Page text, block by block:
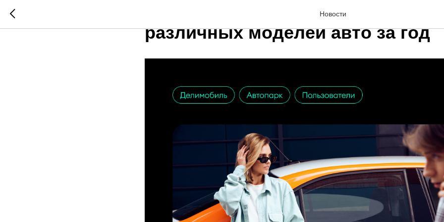
Новости
Водители каршеринга арендуют
различных моделей авто за год